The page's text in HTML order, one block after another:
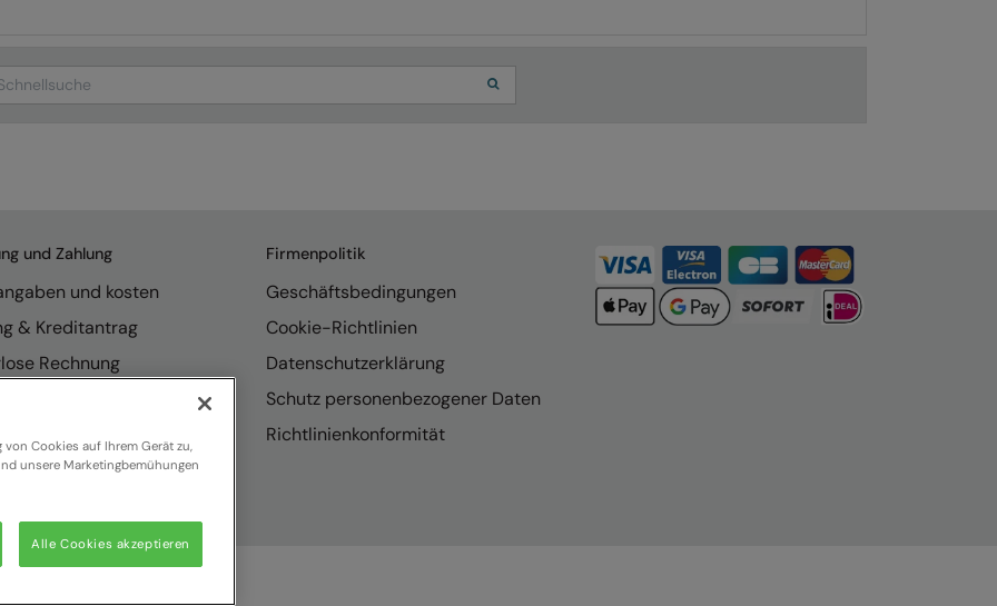
und Zahlung
und kosten
& Kreditantrag
Rechnung
Firmenpolitik
Geschäftsbedingungen
Cookie-Richtlinien
Datenschutzerklärung
Schutz personenbezogener Daten
Richtlinienkonformität
Cookies auf Ihrem Gerät zu,
unsere Marketingbemühungen
Alle Cookies akzeptieren